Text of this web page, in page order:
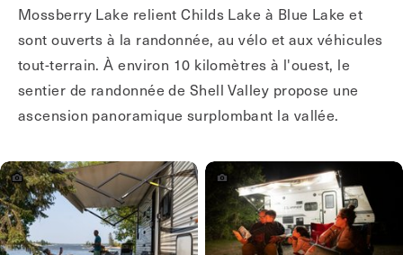
Mossberry Lake relient Childs Lake à Blue Lake et
sont ouverts à la randonnée, au vélo et aux véhicules
tout-terrain. À environ 10 kilomètres à l'ouest, le
sentier de randonnée de Shell Valley propose une
ascension panoramique surplombant la vallée.